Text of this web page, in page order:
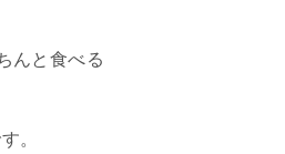
んと食べる
。